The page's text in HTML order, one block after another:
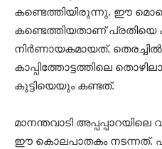
കണ്ടെത്തിയിരുന്നു. ഈ
കണ്ടെത്തിയതാണ് പ്രതിയെ
നിർണായകമായത്.
കാപ്പിത്തോട്ടത്തിലെ
കുട്ടിയെയും കണ്ടത്.
മാനന്തവാടി
ഈ കൊലപാതകം നടന്നത്.